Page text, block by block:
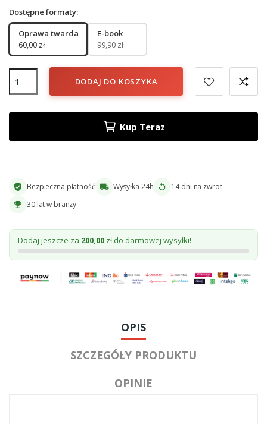
Dostępne formaty:
Oprawa twarda
60,00 zł
E-book
99,90 zł
DODAJ DO KOSZYKA
Kup Teraz
verified_user Bezpieczna płatność local_shipping Wysyłka 24h replay 14 dni na zwrot
emoji_events 30 lat w branzy
Dodaj jeszcze za 200,00 zł do darmowej wysyłki!
OPIS
SZCZEGÓŁY PRODUKTU
OPINIE